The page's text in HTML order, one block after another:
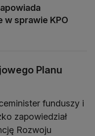
w sprawie KPO
Planu
funduszy i
zapowiedział
Rozwoju